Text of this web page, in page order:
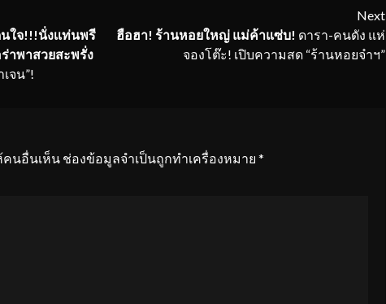
ใจ!!!นั่งเเท่นพรี
าพาสวยสะพรั่ง
จน”!
Next
ฮือฮา! ร้านหอยใหญ่ แม่ค้าแซ่บ! ดารา-คนดัง แห่
จองโต๊ะ! เปิบความสด “ร้านหอยจ๋าฯ”
คนอื่นเห็น ช่องข้อมูลจำเป็นถูกทำเครื่องหมาย *